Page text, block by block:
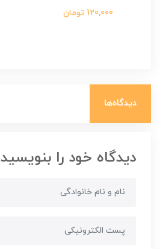
120,000 تومان
دیدگاه‌ها
دیدگاه خود را بنویسید